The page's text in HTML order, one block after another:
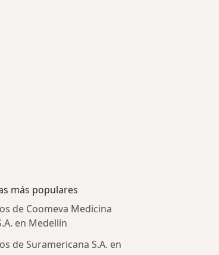
más populares
de Coomeva Medicina
en Medellín
de Suramericana S.A. en